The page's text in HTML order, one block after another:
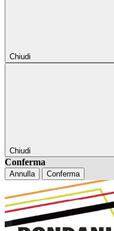
Chiudi
Chiudi
Conferma
Annulla Conferma